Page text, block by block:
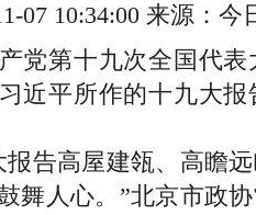
07 10:34:00 来源：
第十九次全国代表
近平所作的十九大
高屋建瓴、高瞻远
舞人心。”北京市政